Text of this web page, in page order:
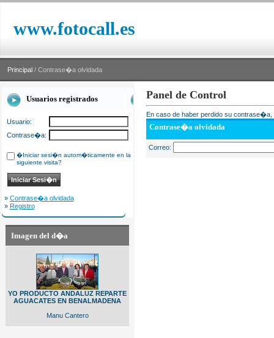
www.fotocall.es
Principal / Contrase�a olvidada
Usuarios registrados
Usuario:
Contrase�a:
�Iniciar sesi�n autom�ticamente en la
siguiente visita?
» Contrase�a olvidada
» Registro
Imagen del d�a
YO PRODUCTO ANDALUZ REPARTE
AGUACATES EN BENALMADENA
Manu Cantero
Panel de Control
En caso de haber perdido su
Contrase�a olvidada
Correo: